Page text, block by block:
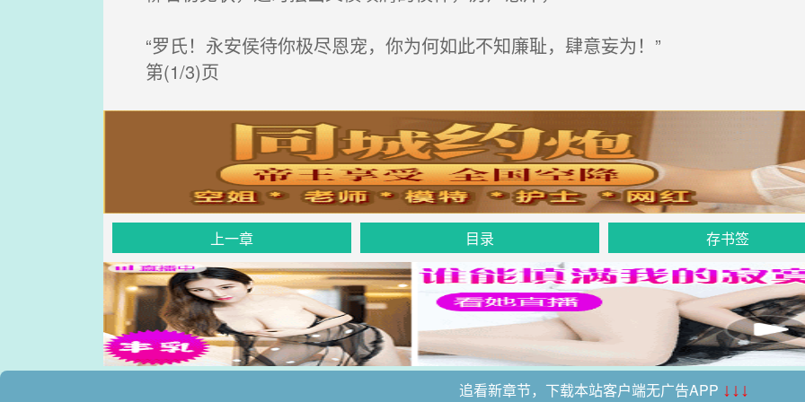
“罗氏！永安侯待你极尽恩宠，你为何如此不知廉耻，肆意妄为！”
第(1/3)页
上一章 目录 存书签
追看新章节，下载本站客户端无广告APP ↓↓↓